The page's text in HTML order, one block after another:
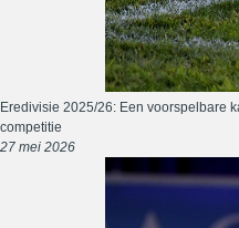
Eredivisie 2025/26: Een voorspelbare
competitie
27 mei 2026